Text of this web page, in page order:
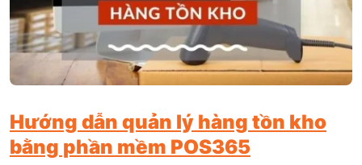
Hướng dẫn quản lý hàng tồn kho
bằng phần mềm POS365